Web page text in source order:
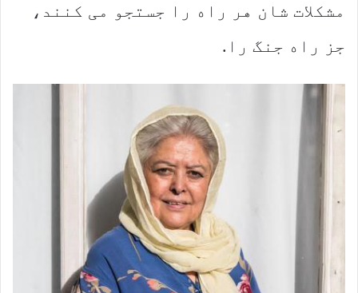
مشکلات شان هر راه را جستجو می کنند،
جز راه جنگ را.